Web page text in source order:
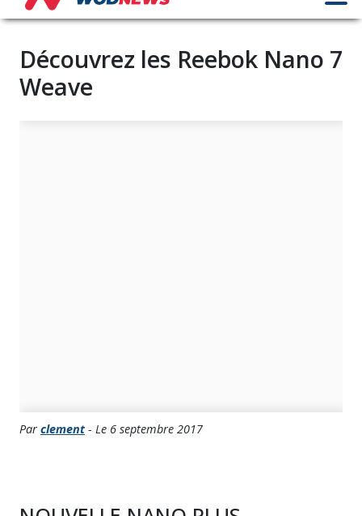
Découvrez les Reebok Nano 7
Weave
Par clement - Le 6 septembre 2017